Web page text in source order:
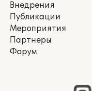
Внедрения
Публикации
Мероприятия
Партнеры
Форум